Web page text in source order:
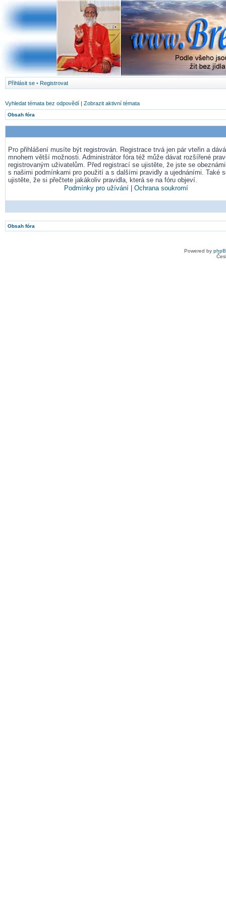
Přihlásit se • Registrovat
Vyhledat témata bez odpovědí | Zobrazit aktivní témata
Obsah fóra
Pro přihlášení musíte být registrován. Registrace trvá jen pár vteřin a
mnohem větší možnosti. Administrátor fóra též může dávat rozšířené
registrovaným uživatelům. Před registrací se ujistěte, že jste se
s našimi podmínkami pro použití a s dalšími pravidly a ujednáními. Také
ujistěte, že si přečtete jakákoliv pravidla, která se na fóru objeví.
Podmínky pro užívání
Ochrana soukromí
Obsah fóra
Powered by